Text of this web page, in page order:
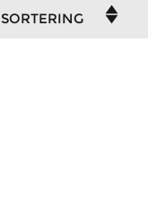
SORTERING